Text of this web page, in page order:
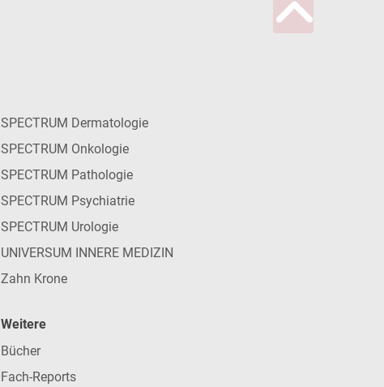
SPECTRUM Dermatologie
SPECTRUM Onkologie
SPECTRUM Pathologie
SPECTRUM Psychiatrie
SPECTRUM Urologie
UNIVERSUM INNERE MEDIZIN
Zahn Krone
Weitere
Bücher
Fach-Reports